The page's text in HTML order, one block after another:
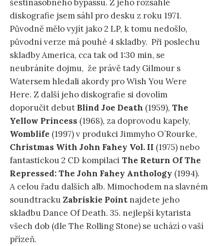
šestinásobného bypassu. Z jeho rozsáhlé
diskografie jsem sáhl pro desku z roku 1971.
Původně mělo vyjít jako 2 LP, k tomu nedošlo,
původní verze má pouhé 4 skladby. Při poslechu
skladby America, cca tak od 1:30 min, se
neubráníte dojmu, že právě tady Gilmour s
Watersem hledali akordy pro Wish You Were
Here. Z další jeho diskografie si dovolím
doporučit debut Blind Joe Death (1959), The
Yellow Princess (1968), za doprovodu kapely,
Womblife (1997) v produkci Jimmyho O´Rourke,
Christmas With John Fahey Vol. II (1975) nebo
fantastickou 2 CD kompilaci The Return Of The
Repressed: The John Fahey Anthology (1994).
A celou řadu dalších alb. Mimochodem na slavném
soundtrackuZabriskie Point najdete jeho
skladbu Dance Of Death. 35. nejlepší kytarista
všech dob (dle The Rolling Stone) se uchází o vaší
přízeň.